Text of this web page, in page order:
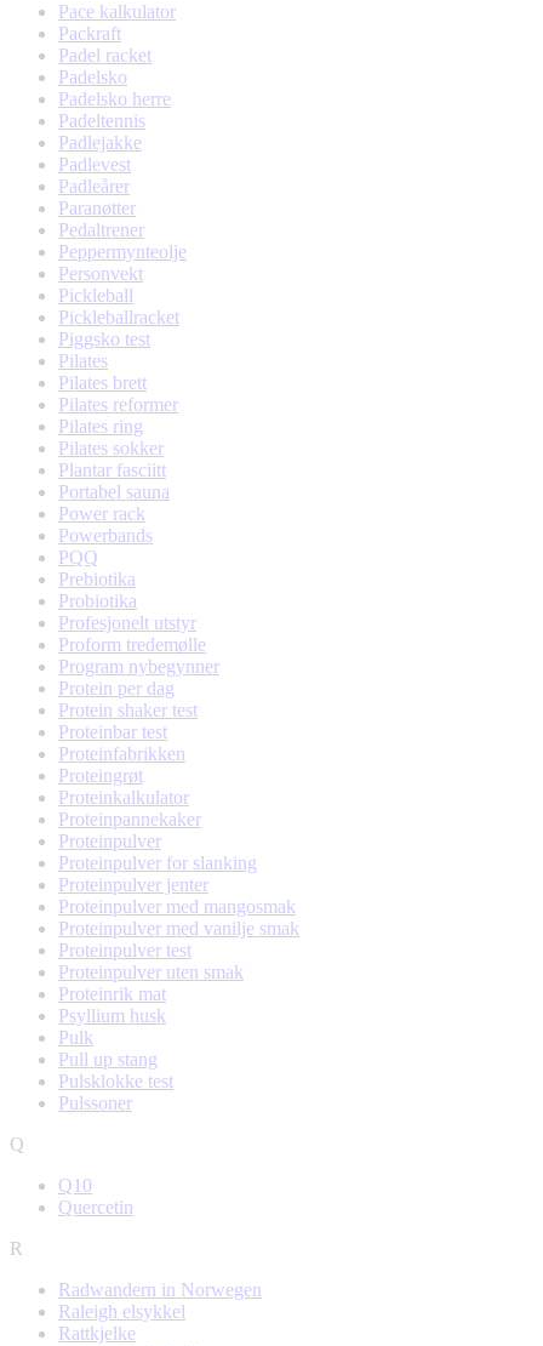
Pace kalkulator
Packraft
Padel racket
Padelsko
Padelsko herre
Padeltennis
Padlejakke
Padlevest
Padleårer
Paranøtter
Pedaltrener
Peppermynteolje
Personvekt
Pickleball
Pickleballracket
Piggsko test
Pilates
Pilates brett
Pilates reformer
Pilates ring
Pilates sokker
Plantar fasciitt
Portabel sauna
Power rack
Powerbands
PQQ
Prebiotika
Probiotika
Profesjonelt utstyr
Proform tredemølle
Program nybegynner
Protein per dag
Protein shaker test
Proteinbar test
Proteinfabrikken
Proteingrøt
Proteinkalkulator
Proteinpannekaker
Proteinpulver
Proteinpulver for slanking
Proteinpulver jenter
Proteinpulver med mangosmak
Proteinpulver med vanilje smak
Proteinpulver test
Proteinpulver uten smak
Proteinrik mat
Psyllium husk
Pulk
Pull up stang
Pulsklokke test
Pulssoner
Q
Q10
Quercetin
R
Radwandern in Norwegen
Raleigh elsykkel
Rattkjelke